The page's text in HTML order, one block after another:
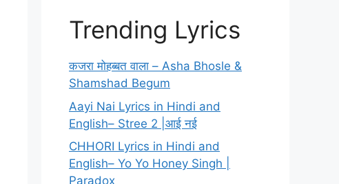
Trending Lyrics
कजरा मोहब्बत वाला – Asha Bhosle &
Shamshad Begum
Aayi Nai Lyrics in Hindi and
English– Stree 2 |आई नई
CHHORI Lyrics in Hindi and
English– Yo Yo Honey Singh |
Paradox